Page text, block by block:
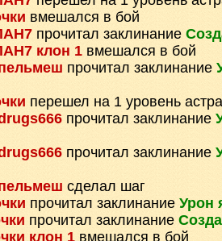
вмешался в бой
прочитал заклинание
клон 1 вмешался в бой
прочитал заклинание
перешел на 1 уровень
прочитал заклинание
прочитал заклинание
сделал шаг
прочитал заклинание Урон
прочитал заклинание
клон 1 вмешался в бой